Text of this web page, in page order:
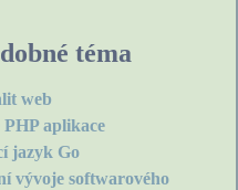
téma
web
aplikace
jazyk Go
vývoje softwarového